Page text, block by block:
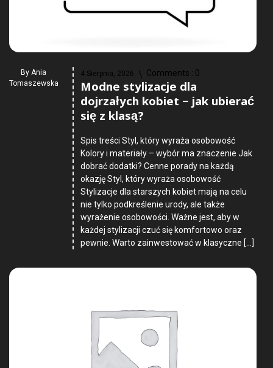
By Ania
Tomaszewska
4 Sierpnia, 2026 Comments : 0
Modne stylizacje dla
dojrzałych kobiet – jak ubierać
się z klasą?
Spis treści Styl, który wyraża osobowość
Kolory i materiały – wybór ma znaczenie Jak
dobrać dodatki? Cenne porady na każdą
okazję Styl, który wyraża osobowość
Stylizacje dla starszych kobiet mają na celu
nie tylko podkreślenie urody, ale także
wyrażenie osobowości. Ważne jest, aby w
każdej stylizacji czuć się komfortowo oraz
pewnie. Warto zainwestować w klasyczne […]